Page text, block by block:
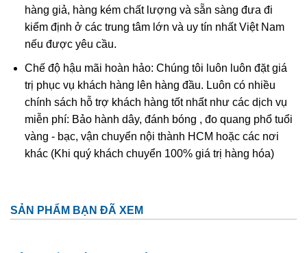
hàng giả, hàng kém chất lượng và sẵn sàng đưa đi
kiểm định ở các trung tâm lớn và uy tín nhất Việt Nam
nếu được yêu cầu.
Chế độ hậu mãi hoàn hảo: Chúng tôi luôn luôn đặt giá
trị phục vụ khách hàng lên hàng đầu. Luôn có nhiều
chính sách hỗ trợ khách hàng tốt nhất như các dịch vụ
miễn phí: Bảo hành dây, đánh bóng , đo quang phổ tuổi
vàng - bạc, vận chuyển nội thành HCM hoặc các nơi
khác (Khi quý khách chuyển 100% giá trị hàng hóa)
SẢN PHẨM BẠN ĐÃ XEM